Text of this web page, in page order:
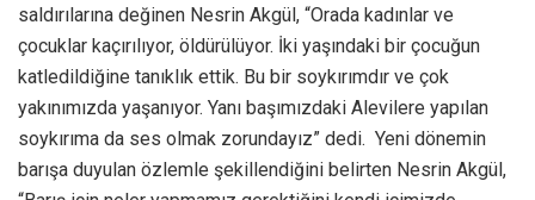
saldırılarına değinen Nesrin Akgül, “Orada kadınlar ve
çocuklar kaçırılıyor, öldürülüyor. İki yaşındaki bir çocuğun
katledildiğine tanıklık ettik. Bu bir soykırımdır ve çok
yakınımızda yaşanıyor. Yanı başımızdaki Alevilere yapılan
soykırıma da ses olmak zorundayız” dedi. Yeni dönemin
barışa duyulan özlemle şekillendiğini belirten Nesrin Akgül,